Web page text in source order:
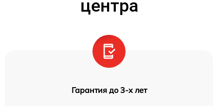
центра
Гарантия до 3-х лет